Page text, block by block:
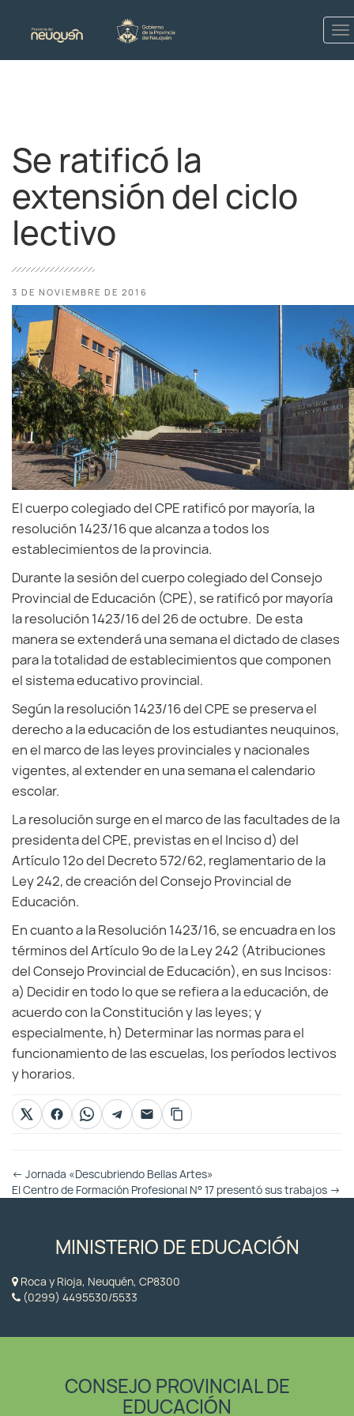
Se ratificó la
extensión del ciclo
lectivo
3 DE NOVIEMBRE DE 2016
El cuerpo colegiado del CPE ratificó por mayoría, la
resolución 1423/16 que alcanza a todos los
establecimientos de la provincia.
Durante la sesión del cuerpo colegiado del Consejo
Provincial de Educación (CPE), se ratificó por mayoría
la resolución 1423/16 del 26 de octubre. De esta
manera se extenderá una semana el dictado de clases
para la totalidad de establecimientos que componen
el sistema educativo provincial.
Según la resolución 1423/16 del CPE se preserva el
derecho a la educación de los estudiantes neuquinos,
en el marco de las leyes provinciales y nacionales
vigentes, al extender en una semana el calendario
escolar.
La resolución surge en el marco de las facultades de la
presidenta del CPE, previstas en el Inciso d) del
Artículo 12º del Decreto 572/62, reglamentario de la
Ley 242, de creación del Consejo Provincial de
Educación.
En cuanto a la Resolución 1423/16, se encuadra en los
términos del Artículo 9º de la Ley 242 (Atribuciones
del Consejo Provincial de Educación), en sus Incisos:
a) Decidir en todo lo que se refiera a la educación, de
acuerdo con la Constitución y las leyes; y
especialmente, h) Determinar las normas para el
funcionamiento de las escuelas, los períodos lectivos
y horarios.
Otras
Entradas
← Jornada «Descubriendo Bellas Artes»
El Centro de Formación Profesional N° 17 presentó sus trabajos →
MINISTERIO DE EDUCACIÓN
Roca y Rioja, Neuquén, CP8300
(0299) 4495530/5533
CONSEJO PROVINCIAL DE
EDUCACIÓN